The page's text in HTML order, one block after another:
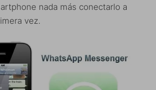
nada más conectarlo a
vez.